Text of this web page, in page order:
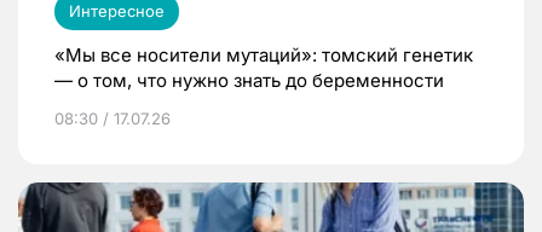
Интересное
«Мы все носители мутаций»: томский генетик
— о том, что нужно знать до беременности
08:30 / 17.07.26